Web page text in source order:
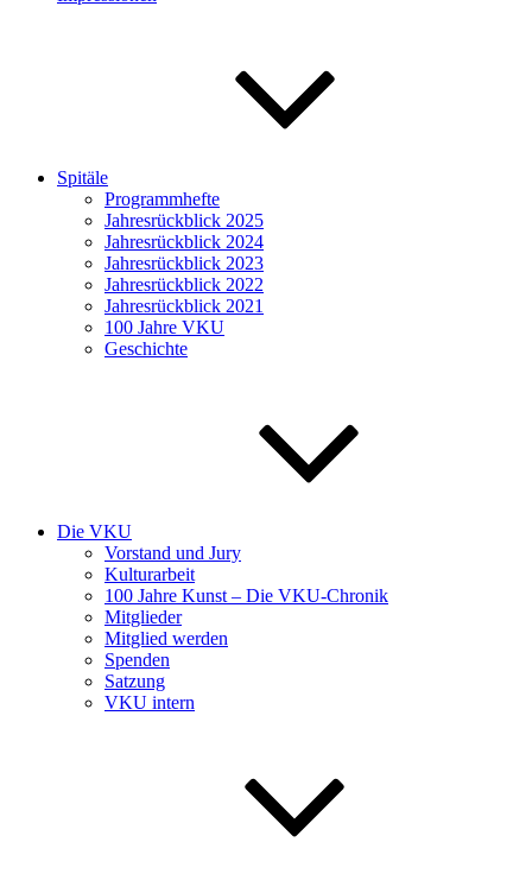
Spitäle
Programmhefte
Jahresrückblick 2025
Jahresrückblick 2024
Jahresrückblick 2023
Jahresrückblick 2022
Jahresrückblick 2021
100 Jahre VKU
Geschichte
Die VKU
Vorstand und Jury
Kulturarbeit
100 Jahre Kunst – Die VKU-Chronik
Mitglieder
Mitglied werden
Spenden
Satzung
VKU intern